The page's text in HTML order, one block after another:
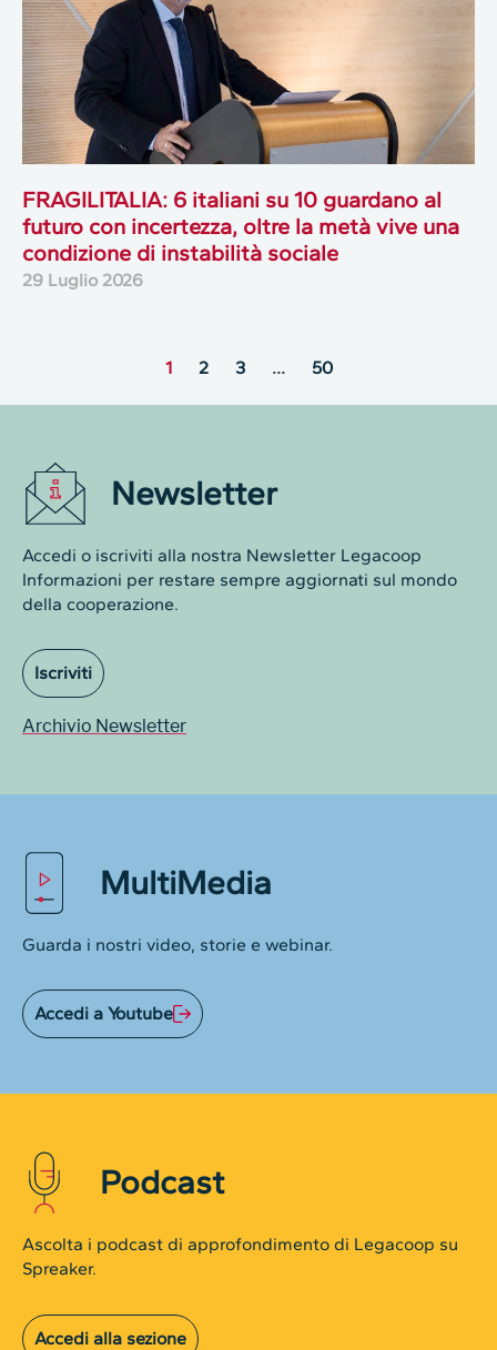
FRAGILITALIA: 6 italiani su 10 guardano al
futuro con incertezza, oltre la metà vive una
condizione di instabilità sociale
29 Luglio 2026
1 2 3 … 50
Newsletter
Accedi o iscriviti alla nostra Newsletter Legacoop
Informazioni per restare sempre aggiornati sul mondo
della cooperazione.
Iscriviti
Archivio Newsletter
MultiMedia
Guarda i nostri video, storie e webinar.
Accedi a Youtube
Podcast
Ascolta i podcast di approfondimento di Legacoop su
Spreaker.
Accedi alla sezione